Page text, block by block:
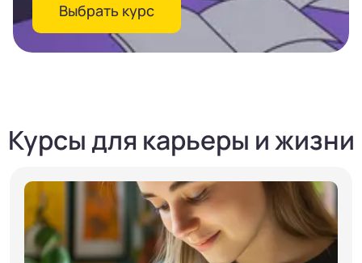
Выбрать курс
Курсы для карьеры и жизни